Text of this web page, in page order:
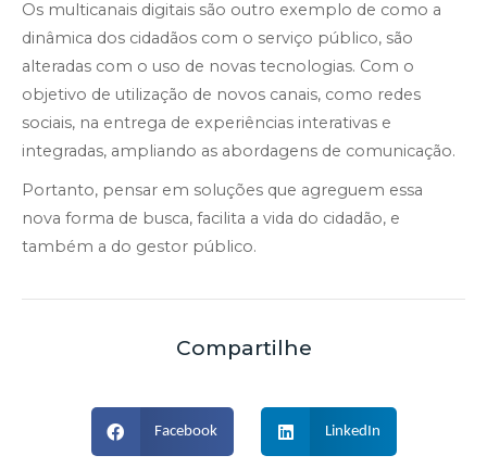
Os multicanais digitais são outro exemplo de como a
dinâmica dos cidadãos com o serviço público, são
alteradas com o uso de novas tecnologias. Com o
objetivo de utilização de novos canais, como redes
sociais, na entrega de experiências interativas e
integradas, ampliando as abordagens de comunicação.
Portanto, pensar em soluções que agreguem essa
nova forma de busca, facilita a vida do cidadão, e
também a do gestor público.
Compartilhe
Facebook LinkedIn